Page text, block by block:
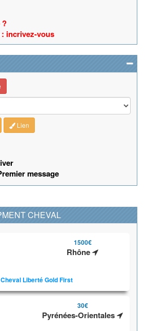
?
: incrivez-vous
Lien
message
CHEVAL
1500€
Rhône
Liberté Gold First
30€
Pyrénées-Orientales